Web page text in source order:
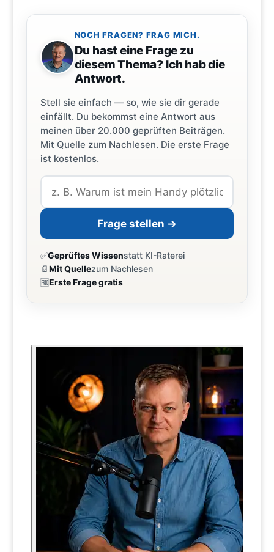
NOCH FRAGEN? FRAG MICH.
Du hast eine Frage zu
diesem Thema? Ich hab die
Antwort.
Stell sie einfach — so, wie sie dir gerade
einfällt. Du bekommst eine Antwort aus
meinen über 20.000 geprüften Beiträgen.
Mit Quelle zum Nachlesen. Die erste Frage
ist kostenlos.
Frage stellen →
✅Geprüftes Wissenstatt KI-Raterei
📄Mit Quellezum Nachlesen
🆓Erste Frage gratis